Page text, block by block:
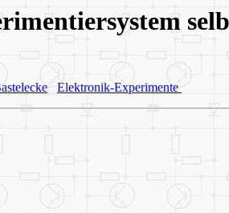
Elektronik-Experimente